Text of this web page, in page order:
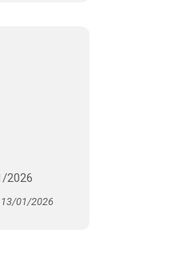
2026
01/2026